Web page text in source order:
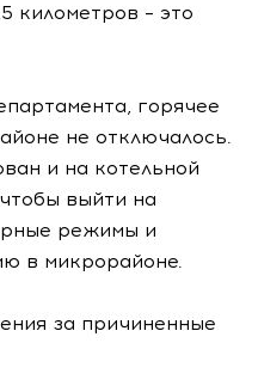
километров – это
горячее
не отключалось.
и на котельной
выйти на
режимы и
в микрорайоне.
за причиненные